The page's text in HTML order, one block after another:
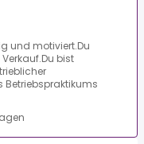
und motiviert.Du
bist
Betriebspraktikums